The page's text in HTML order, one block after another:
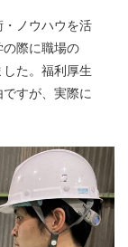
ノウハウを活
際に職場の
た。福利厚生
すが、実際に